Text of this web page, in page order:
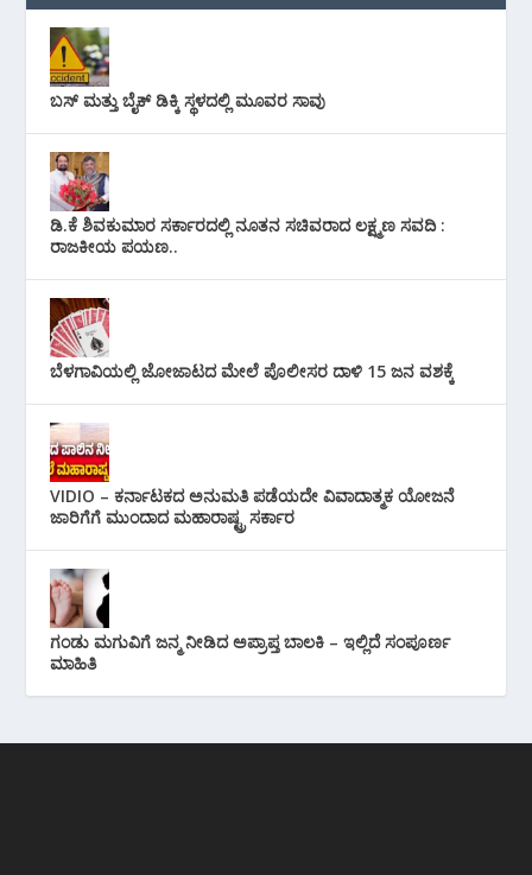
ಬಸ್ ಮತ್ತು ಬೈಕ್ ಡಿಕ್ಕಿ ಸ್ಥಳದಲ್ಲಿ ಮೂವರ ಸಾವು
ಡಿ.ಕೆ ಶಿವಕುಮಾರ ಸರ್ಕಾರದಲ್ಲಿ ನೂತನ ಸಚಿವರಾದ ಲಕ್ಷ್ಮಣ ಸವದಿ :
ರಾಜಕೀಯ ಪಯಣ..
ಬೆಳಗಾವಿಯಲ್ಲಿ ಜೋಜಾಟದ ಮೇಲೆ ಪೊಲೀಸರ ದಾಳಿ 15 ಜನ ವಶಕ್ಕೆ
VIDIO – ಕರ್ನಾಟಕದ ಅನುಮತಿ ಪಡೆಯದೇ ವಿವಾದಾತ್ಮಕ ಯೋಜನೆ
ಜಾರಿಗೆಗೆ ಮುಂದಾದ ಮಹಾರಾಷ್ಟ್ರ ಸರ್ಕಾರ
ಗಂಡು ಮಗುವಿಗೆ ಜನ್ಮ ನೀಡಿದ ಅಪ್ರಾಪ್ತ ಬಾಲಕಿ – ಇಲ್ಲಿದೆ ಸಂಪೂರ್ಣ
ಮಾಹಿತಿ